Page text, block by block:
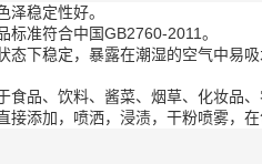
泽稳定性好。
准符合中国GB2760-2011。
态下稳定，暴露在潮湿的空气中易
食品、饮料、酱菜、烟草、化妆品
接添加，喷洒，浸渍，干粉喷雾，在